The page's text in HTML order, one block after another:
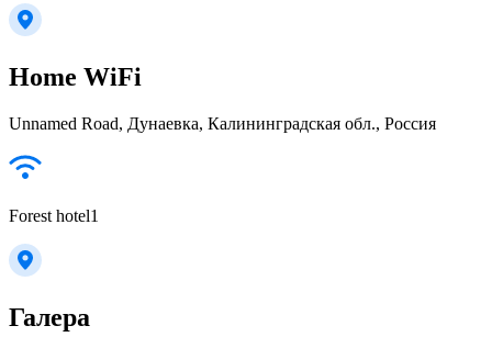
Home WiFi
Unnamed Road, Дунаевка, Калининградская обл., Россия
Forest hotel1
Галера